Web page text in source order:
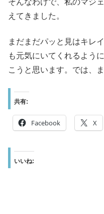
そんなわけで、私のマジ
えてきました。
まだまだパッと見はキレ
も元気にいてくれるよう
こうと思います。では、ま
共有:
Facebook X
いいね: